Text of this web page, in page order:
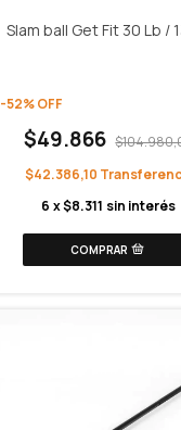
Slam ball Get Fit 30 Lb /
-52%OFF
$49.866
$42.386,10
6 x$8.311 sin interés